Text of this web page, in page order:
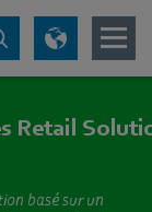
Retail
basé sur un